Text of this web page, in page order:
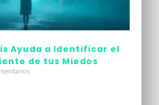
Ayuda a Identificar el
de tus Miedos